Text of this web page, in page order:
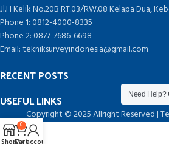
Jl.H Kelik No.20B RT.03/RW.08 Kelapa Dua,
Phone 1: 0812-4000-8335
Phone 2: 0877-7686-6698
Email: tekniksurveyindonesia@gmail.com
RECENT POSTS
USEFUL LINKS
Copyright © 2025 Allright Reserved |
Need Help?
0